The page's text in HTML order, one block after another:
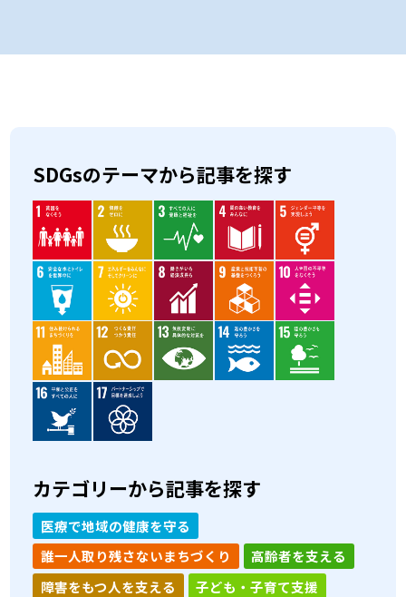
SDGsのテーマから記事を探す
カテゴリーから記事を探す
医療で地域の健康を守る
誰一人取り残さないまちづくり
高齢者を支える
障害をもつ人を支える
子ども・子育て支援